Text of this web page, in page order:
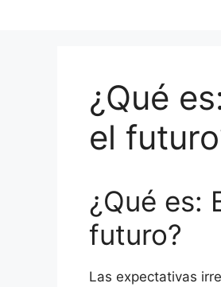
¿Qué
el
¿Qué es:
futuro?
Las expectativas